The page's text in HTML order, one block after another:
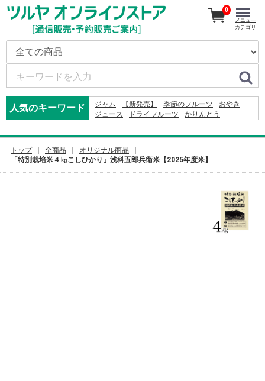
人気のキーワード ジャム 【新発売】 季節のフルーツ
おやき
ジュース
ドライフルーツ
かりんとう
オードブル
コーヒー 2027
りんごかりんとう
0
メニュー
カテゴリ
トップ 全商品
オリジナル商品
「特別栽培米４㎏こしひかり」浅科五郎兵衛米【2025年度米】